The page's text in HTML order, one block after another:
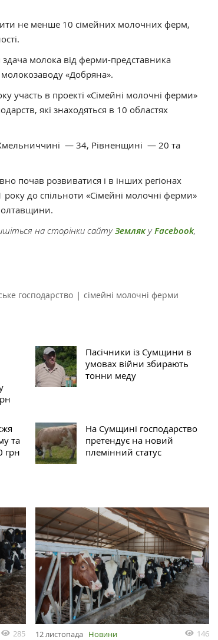
не менше 10 сімейних молочних ферм,
молока від ферми-представника
«Добряна».
участь в проекті «Сімейні молочні ферми»
які знаходяться в 10 областях
— 34, Рівненщині — 20 та
почав розвиватися і в інших регіонах
до спільноти «Сімейні молочні ферми»
на сторінки сайтуЗемлякуFacebook,
господарство | сімейні молочні ферми
Пасічники із Сумщини в
умовах війни збирають
тонни меду
та
грн
На Сумщині господарство
претендує на новий
племінний статус
285 12 листопада Новини 146